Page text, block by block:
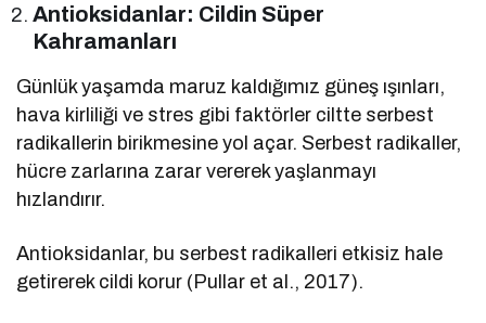
Antioksidanlar: Cildin Süper
Kahramanları
Günlük yaşamda maruz kaldığımız güneş ışınları,
hava kirliliği ve stres gibi faktörler ciltte serbest
radikallerin birikmesine yol açar. Serbest radikaller,
hücre zarlarına zarar vererek yaşlanmayı
hızlandırır.
Antioksidanlar, bu serbest radikalleri etkisiz hale
getirerek cildi korur (Pullar et al., 2017).